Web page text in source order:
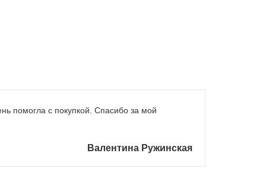
помогла с покупкой. Спасибо за мой
Валентина Ружинская